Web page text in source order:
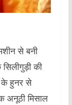
से बनी
की
के हुनर से
अनूठी मिसाल